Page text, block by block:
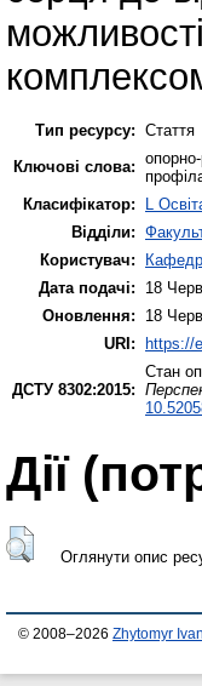
Тип ресурсу: Стаття
Ключові слова:
Класифікатор:
L
Відділи:
Користувач:
Дата подачі:
18
Оновлення:
18
URI:
https://
ДСТУ 8302:2015:
Стан
Дії
Оглянути опис
© 2008–2026 Zhytomyr